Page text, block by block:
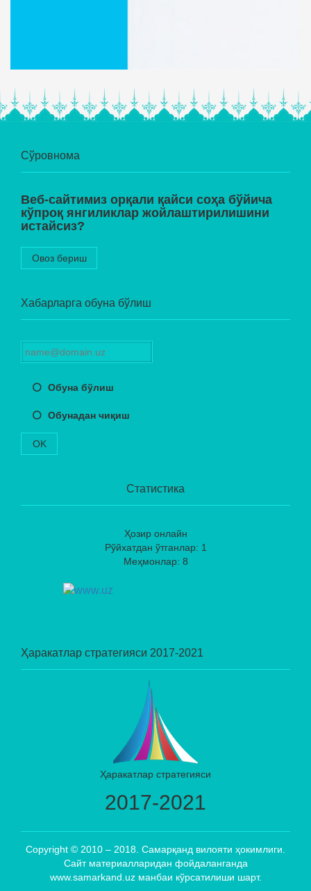
Сўровнома
Веб-сайтимиз орқали қайси соҳа бўйича
кўпроқ янгиликлар жойлаштирилишини
истайсиз?
Овоз бериш
Хабарларга обуна бўлиш
Обуна бўлиш
Обунадан чиқиш
OK
Статистика
Ҳозир онлайн
Рўйхатдан ўтганлар: 1
Меҳмонлар: 8
Ҳаракатлар стратегияси 2017-2021
Ҳаракатлар стратегияси
2017-2021
Copyright © 2010 – 2018. Самарқанд вилояти ҳокимлиги.
Сайт материалларидан фойдаланганда
www.samarkand.uz манбаи кўрсатилиши шарт.